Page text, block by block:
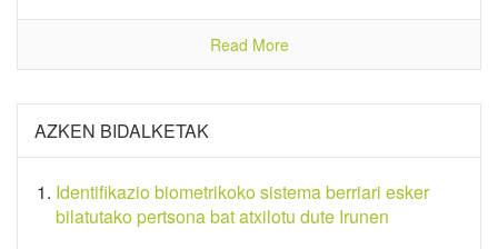
Read More
AZKEN BIDALKETAK
Identifikazio biometrikoko sistema berriari esker
bilatutako pertsona bat atxilotu dute Irunen